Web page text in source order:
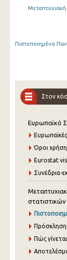
Πιστοποιημένα
Στον
Ευρωπαϊκό
Ευρωπαϊκές
Όροι
Eurostat
Συνέδρια-
στατιστικών
Πώς